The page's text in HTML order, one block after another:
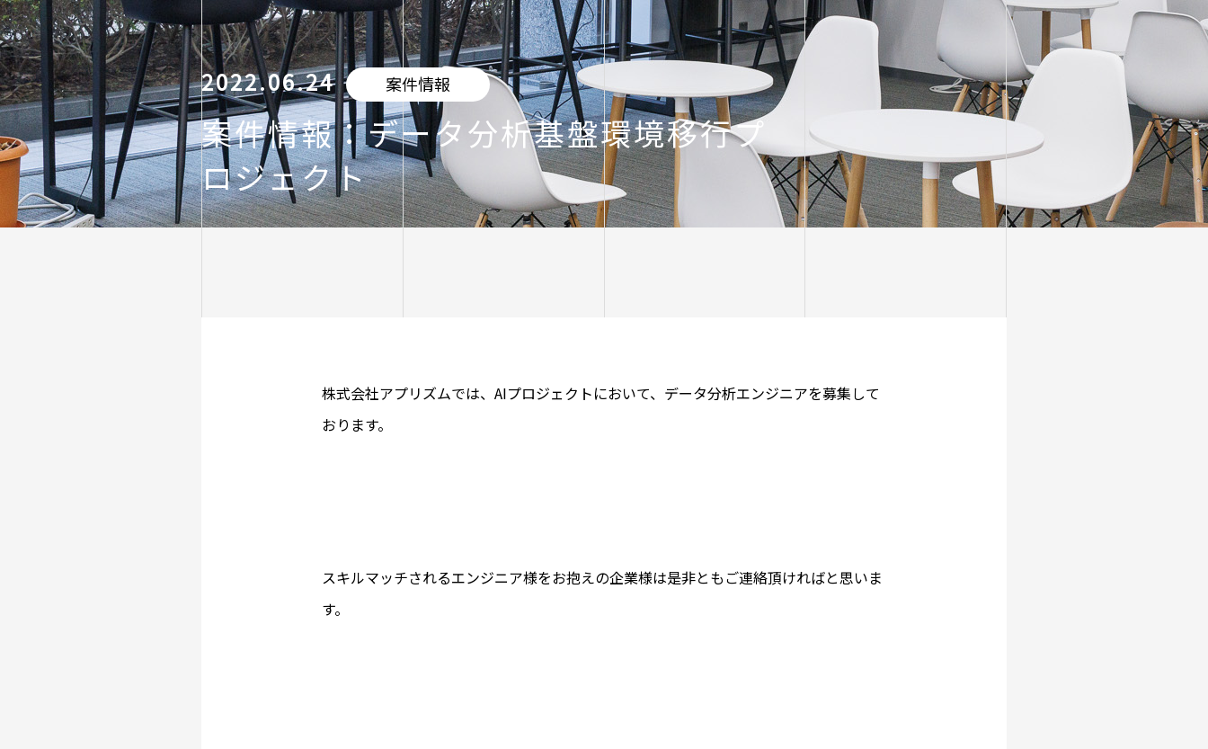
2022.06.24 案件情報
案件情報：データ分析基盤環境移行プ
ロジェクト
株式会社アプリズムでは、AIプロジェクトにおいて、データ分析エンジニアを募集して
おります。
スキルマッチされるエンジニア様をお抱えの企業様は是非ともご連絡頂ければと思いま
す。